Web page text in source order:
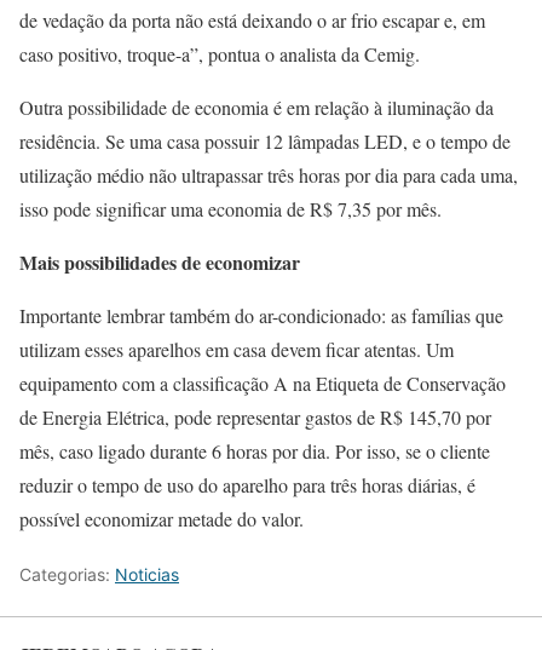
de vedação da porta não está deixando o ar frio escapar e, em
caso positivo, troque-a”, pontua o analista da Cemig.
Outra possibilidade de economia é em relação à iluminação da
residência. Se uma casa possuir 12 lâmpadas LED, e o tempo de
utilização médio não ultrapassar três horas por dia para cada uma,
isso pode significar uma economia de R$ 7,35 por mês.
Mais possibilidades de economizar
Importante lembrar também do ar-condicionado: as famílias que
utilizam esses aparelhos em casa devem ficar atentas. Um
equipamento com a classificação A na Etiqueta de Conservação
de Energia Elétrica, pode representar gastos de R$ 145,70 por
mês, caso ligado durante 6 horas por dia. Por isso, se o cliente
reduzir o tempo de uso do aparelho para três horas diárias, é
possível economizar metade do valor.
Categorias: Noticias